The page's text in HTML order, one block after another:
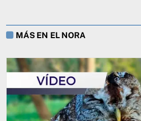
MÁS EN EL NORA